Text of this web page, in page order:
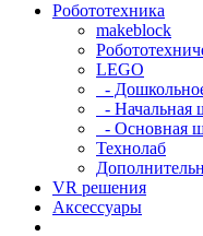
Робототехника
makeblock
LEGO
-
- Начальная
- Основная
Технолаб
VR решения
Аксессуары